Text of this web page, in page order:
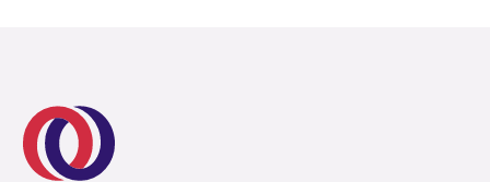
Pårørendealliansen